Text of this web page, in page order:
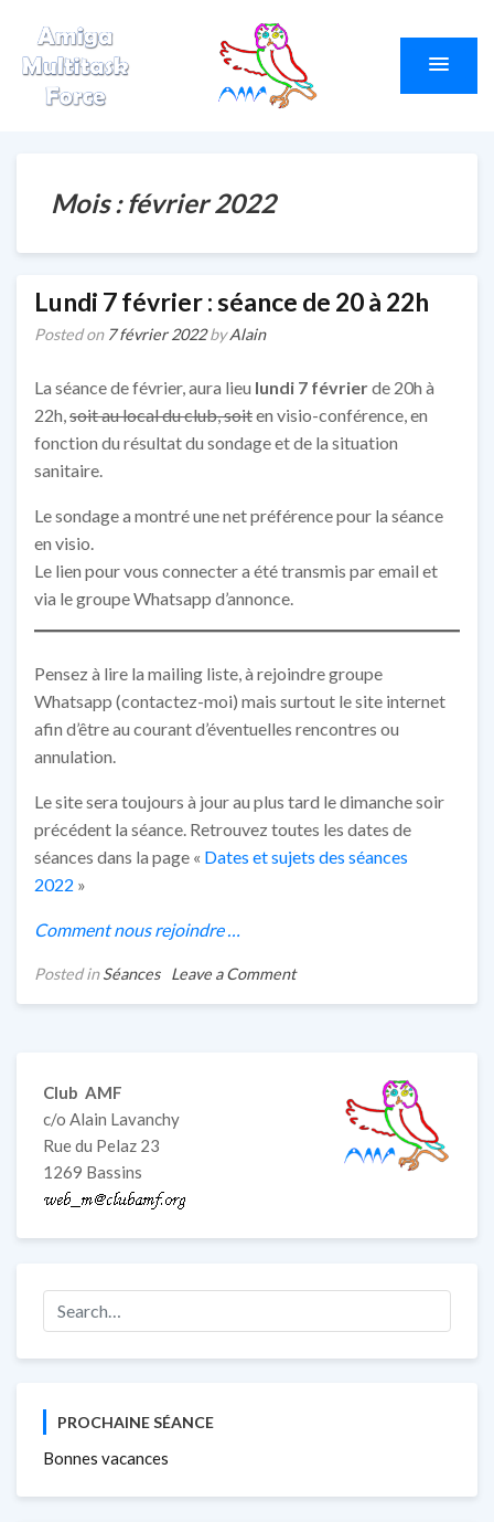
Force
Mois :février 2022
Lundi 7 février : séance de 20 à 22h
Posted on 7 février 2022byAlain
La séance de février, aura lieu lundi 7 févrierde 20h à
22h,soit au local du club, soiten visio-conférence, en
fonction du résultat du sondage et de la situation
sanitaire.
Le sondage a montré une net préférence pour la séance
en visio.
Le lien pour vous connecter a été transmis par email et
via le groupe Whatsapp d’annonce.
Pensez à lire la mailing liste, à rejoindre groupe
Whatsapp (contactez-moi) mais surtout le site internet
afin d’être au courant d’éventuelles rencontres ou
annulation.
Le site sera toujours à jour au plus tard le dimanche soir
précédent la séance. Retrouvez toutes les dates de
séances dans la page « Dates et sujets des séances
2022 »
Comment nous rejoindre …
Posted inSéances Leave a Commenton
Club AMF
c/o Alain Lavanchy
Rue du Pelaz 23
1269 Bassins
PROCHAINE SÉANCE
Bonnes vacances